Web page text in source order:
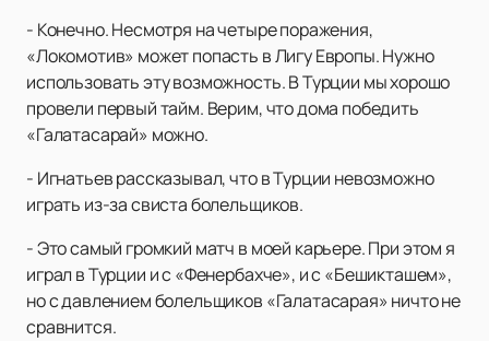
- Конечно. Несмотря на четыре поражения,
«Локомотив» может попасть в Лигу Европы. Нужно
использовать эту возможность. В Турции мы хорошо
провели первый тайм. Верим, что дома победить
«Галатасарай» можно.
- Игнатьев рассказывал, что в Турции невозможно
играть из-за свиста болельщиков.
- Это самый громкий матч в моей карьере. При этом я
играл в Турции и с «Фенербахче», и с «Бешикташем»,
но с давлением болельщиков «Галатасарая» ничто не
сравнится.